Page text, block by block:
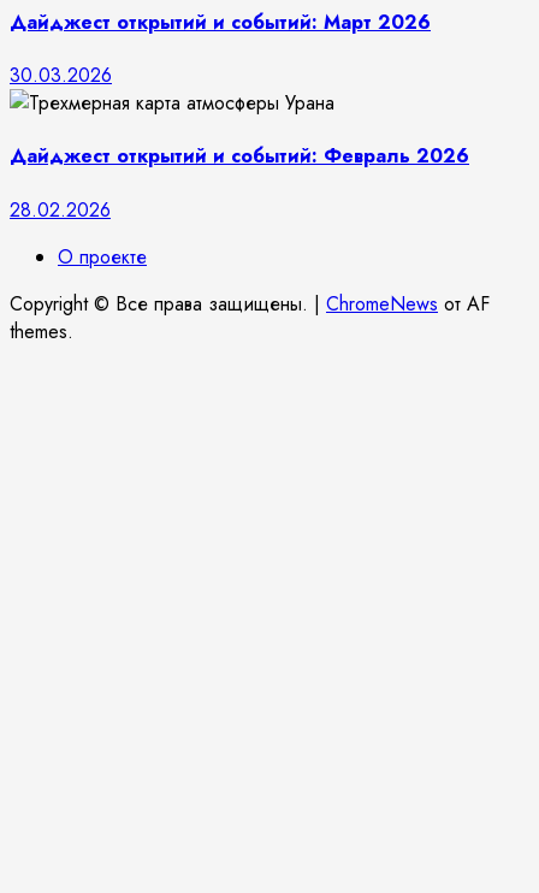
Дайджест открытий и событий: Март 2026
30.03.2026
Дайджест открытий и событий: Февраль 2026
28.02.2026
О проекте
Copyright © Все права защищены. | ChromeNews от AF
themes.